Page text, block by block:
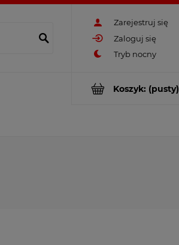
Zarejestruj się
Zaloguj się
Koszyk: (pusty)